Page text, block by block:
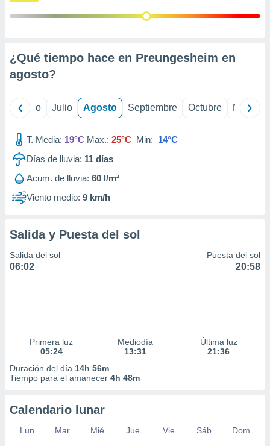
mediante
publicidad
publicidad
1199
¿Qué tiempo hace en Preungesheim en
agosto?
Junio Julio Agosto Septiembre Octubre
T. Media: 19°C Max.: 25°C Min: 14°C
Días de lluvia: 11 días
Acum. de lluvia: 60 l/m²
Viento medio: 9 km/h
Salida y Puesta del sol
Salida del sol
06:02
Puesta del sol
20:58
Primera luz
05:24
Mediodía
13:31
Última luz
21:36
Duración del día 14h 56m
Tiempo para el amanecer 4h 48m
Calendario lunar
Lun Mar Mié Jue Vie Sáb
Dom